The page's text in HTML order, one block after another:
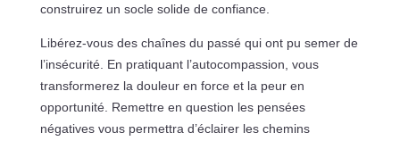
construirez un socle solide de confiance.
Libérez-vous des chaînes du passé qui ont pu semer de
l’insécurité. En pratiquant l’autocompassion, vous
transformerez la douleur en force et la peur en
opportunité. Remettre en question les pensées
négatives vous permettra d’éclairer les chemins